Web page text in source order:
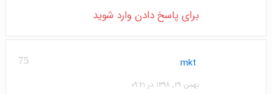
برای پاسخ دادن وارد شوید
75 mkt
بهمن ۲۹, ۱۳۹۸ در ۰۹:۲۱